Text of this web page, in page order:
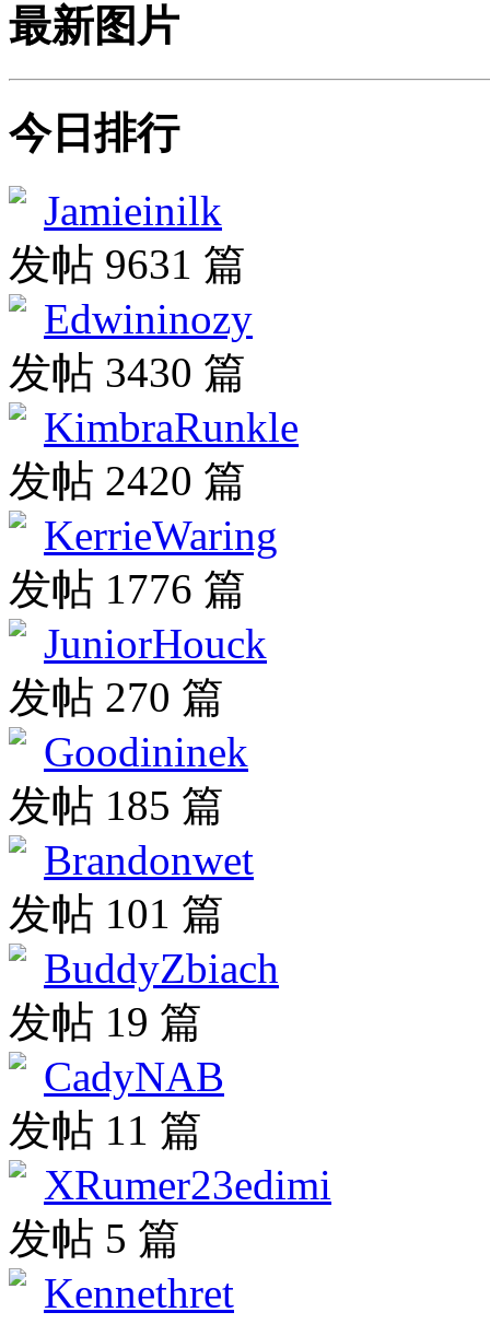
最新图片
今日排行
Jamieinilk
发帖 9631 篇
Edwininozy
发帖 3430 篇
KimbraRunkle
发帖 2420 篇
KerrieWaring
发帖 1776 篇
JuniorHouck
发帖 270 篇
Goodininek
发帖 185 篇
Brandonwet
发帖 101 篇
BuddyZbiach
发帖 19 篇
CadyNAB
发帖 11 篇
XRumer23edimi
发帖 5 篇
Kennethret